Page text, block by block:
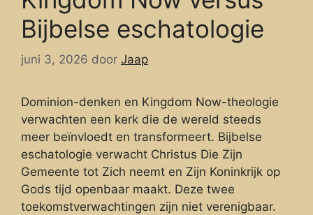
Bijbelse eschatologie
juni 3, 2026 door Jaap
Dominion-denken en Kingdom Now-theologie
verwachten een kerk die de wereld steeds
meer beïnvloedt en transformeert. Bijbelse
eschatologie verwacht Christus Die Zijn
Gemeente tot Zich neemt en Zijn Koninkrijk op
Gods tijd openbaar maakt. Deze twee
toekomstverwachtingen zijn niet verenigbaar.